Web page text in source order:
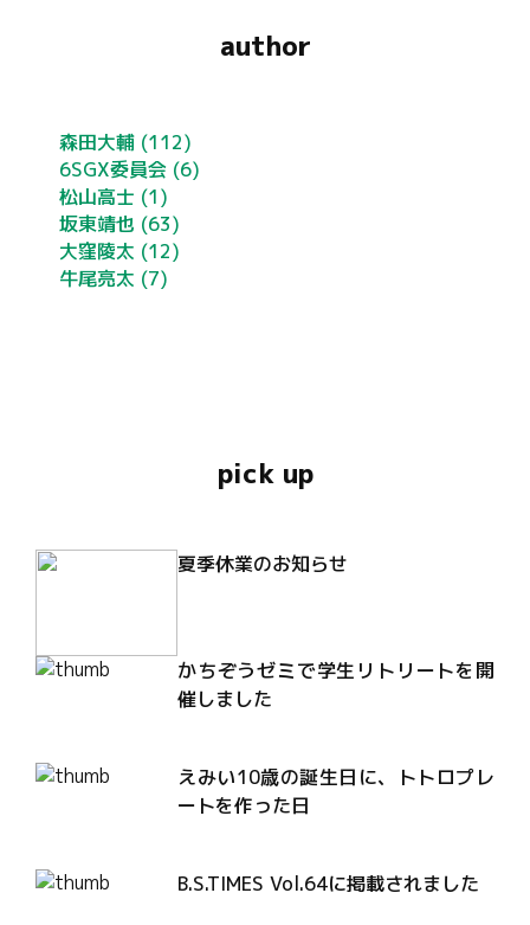
author
森田大輔 (112)
6SGX委員会 (6)
松山高士 (1)
坂東靖也 (63)
大窪陵太 (12)
牛尾亮太 (7)
pick up
夏季休業のお知らせ
かちぞうゼミで学生リトリートを開
催しました
えみい10歳の誕生日に、トトロプレ
ートを作った日
B.S.TIMES Vol.64に掲載されました